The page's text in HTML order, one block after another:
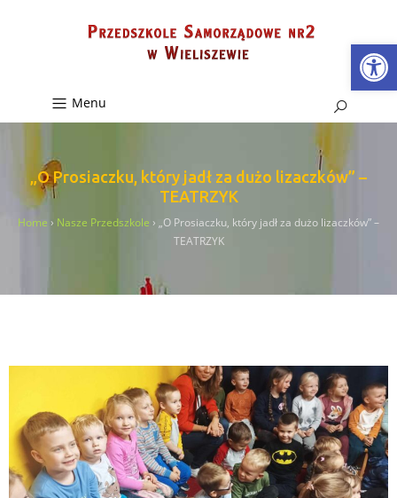
Menu
„O Prosiaczku, który jadł za dużo lizaczków” –
TEATRZYK
Home › Nasze Przedszkole › „O Prosiaczku, który jadł za dużo lizaczków” –
TEATRZYK